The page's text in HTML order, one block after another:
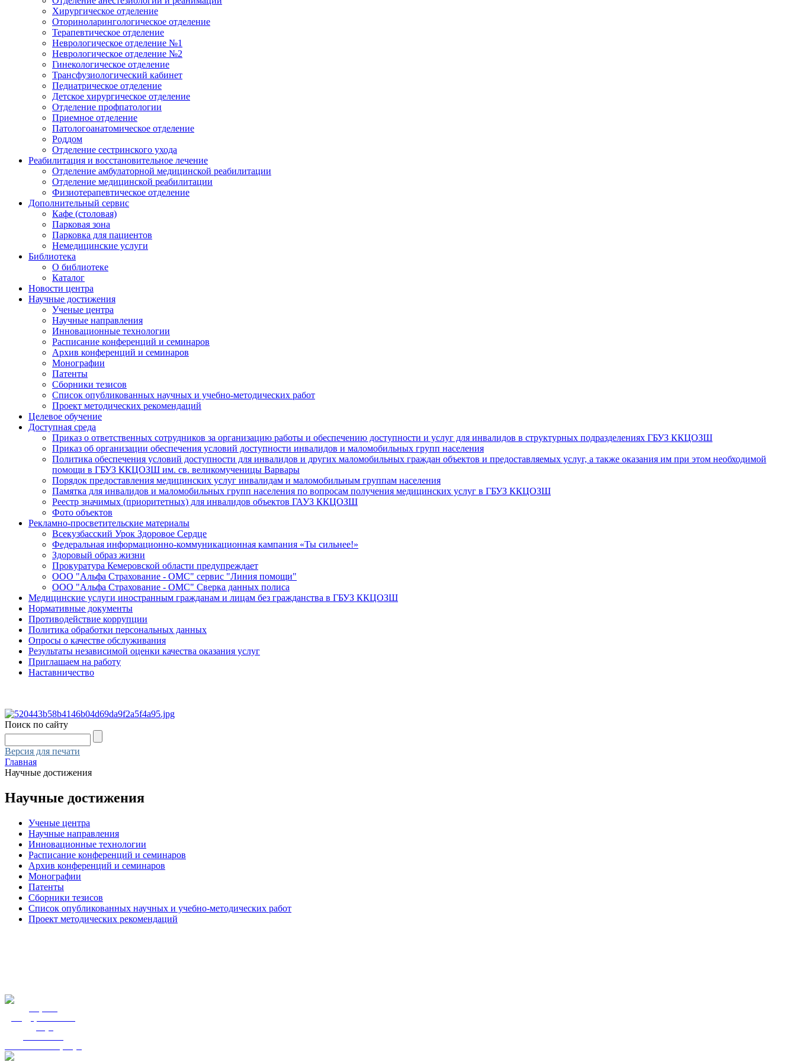
Хирургическое отделение
Оториноларингологическое отделение
Терапевтическое отделение
Неврологическое отделение №1
Неврологическое отделение №2
Гинекологическое отделение
Трансфузиологический кабинет
Педиатрическое отделение
Детское хирургическое отделение
Отделение профпатологии
Приемное отделение
Патологоанатомическое отделение
Роддом
Отделение сестринского ухода
Реабилитация и восстановительное лечение
Отделение амбулаторной медицинской реабилитации
Отделение медицинской реабилитации
Физиотерапевтическое отделение
Дополнительный сервис
Кафе (столовая)
Парковая зона
Парковка для пациентов
Немедицинские услуги
Библиотека
О библиотеке
Каталог
Новости центра
Научные достижения
Ученые центра
Научные направления
Инновационные технологии
Расписание конференций и семинаров
Архив конференций и семинаров
Монографии
Патенты
Сборники тезисов
Список опубликованных научных и учебно-методических работ
Проект методических рекомендаций
Целевое обучение
Доступная среда
Приказ о ответственных сотрудников за организацию работы и обеспечению доступности и услуг для инвалидов в структурных подразделениях ГБУЗ ККЦОЗШ
Приказ об организации обеспечения условий доступности инвалидов и маломобильных групп населения
Политика обеспечения условий доступности для инвалидов и других маломобильных граждан объектов и предоставляемых услуг, а также оказания им при этом необходимой
помощи в ГБУЗ ККЦОЗШ им. св. великомученицы Варвары
Порядок предоставления медицинских услуг инвалидам и маломобильным группам населения
Памятка для инвалидов и маломобильных групп населения по вопросам получения медицинских услуг в ГБУЗ ККЦОЗШ
Реестр значимых (приоритетных) для инвалидов объектов ГАУЗ ККЦОЗШ
Фото объектов
Рекламно-просветительские материалы
Всекузбасский Урок Здоровое Сердце
Федеральная информационно-коммуникационная кампания «Ты сильнее!»
Здоровый образ жизни
Прокуратура Кемеровской области предупреждает
ООО "Альфа Страхование - ОМС" сервис "Линия помощи"
ООО "Альфа Страхование - ОМС" Сверка данных полиса
Медицинские услуги иностранным гражданам и лицам без гражданства в ГБУЗ ККЦОЗШ
Нормативные документы
Противодействие коррупции
Политика обработки персональных данных
Опросы о качестве обслуживания
Результаты независимой оценки качества оказания услуг
Приглашаем на работу
Наставничество
Поиск по сайту
Версия для печати
Главная
Научные достижения
Научные достижения
Ученые центра
Научные направления
Инновационные технологии
Расписание конференций и семинаров
Архив конференций и семинаров
Монографии
Патенты
Сборники тезисов
Список опубликованных научных и учебно-методических работ
Проект методических рекомендаций